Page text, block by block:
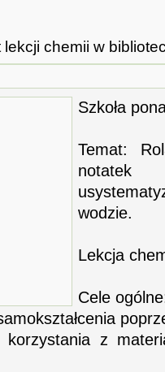
lekcji chemii w
Szkoła
Temat:
wodzie.
Lekcja
Cele
korzystania z